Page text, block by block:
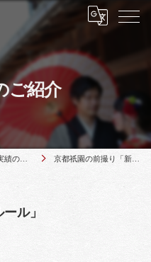
ご紹介
ご紹介 京都祇園の前撮り「新ルール」
ル」